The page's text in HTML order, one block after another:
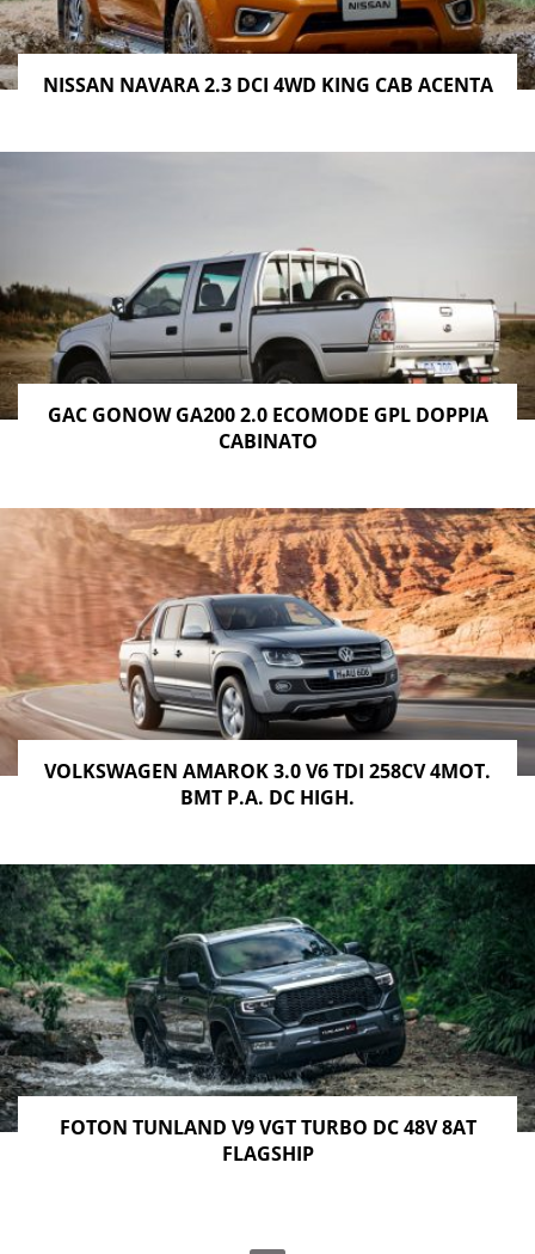
NISSAN NAVARA 2.3 DCI 4WD KING CAB ACENTA
GAC GONOW GA200 2.0 ECOMODE GPL DOPPIA
CABINATO
VOLKSWAGEN AMAROK 3.0 V6 TDI 258CV 4MOT.
BMT P.A. DC HIGH.
FOTON TUNLAND V9 VGT TURBO DC 48V 8AT
FLAGSHIP